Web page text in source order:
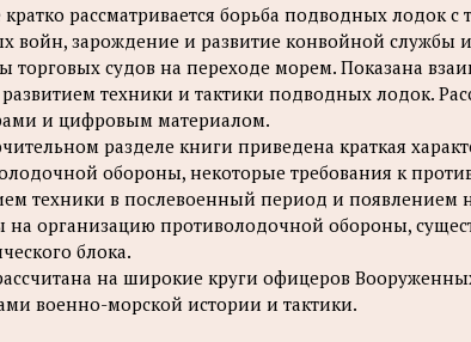
кратко рассматривается борьба подводных лодок
войн, зарождение и развитие конвойной службы
торговых судов на переходе морем. Показана
развитием техники и тактики подводных лодок.
и цифровым материалом.
разделе книги приведена краткая
обороны, некоторые требования к
техники в послевоенный период и появлением
на организацию противолодочной обороны,
блока.
на широкие круги офицеров
военно-морской истории и тактики.